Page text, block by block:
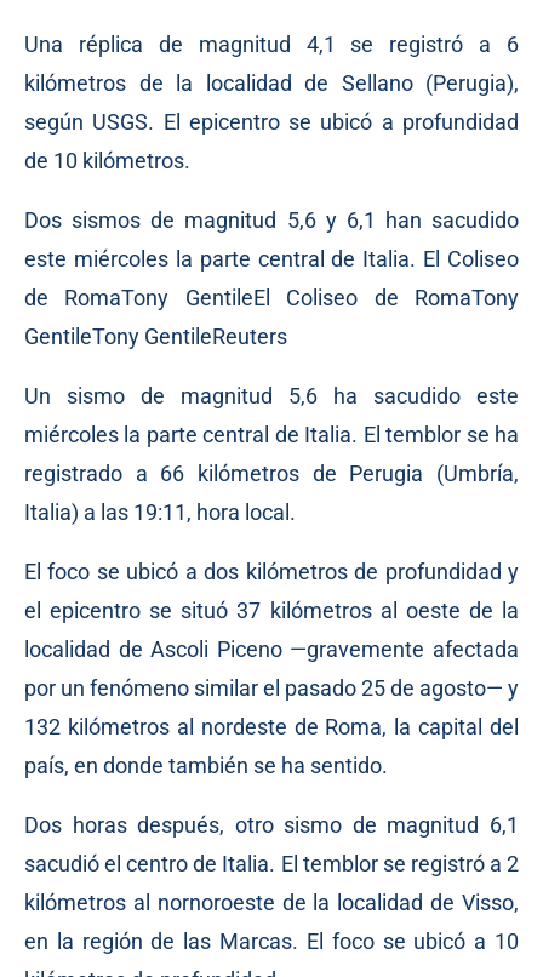
Una réplica de magnitud 4,1 se registró a 6
kilómetros de la localidad de Sellano (Perugia),
según USGS. El epicentro se ubicó a profundidad
de 10 kilómetros.
Dos sismos de magnitud 5,6 y 6,1 han sacudido
este miércoles la parte central de Italia. El Coliseo
de RomaTony GentileEl Coliseo de RomaTony
GentileTony GentileReuters
Un sismo de magnitud 5,6 ha sacudido este
miércoles la parte central de Italia. El temblor se ha
registrado a 66 kilómetros de Perugia (Umbría,
Italia) a las 19:11, hora local.
El foco se ubicó a dos kilómetros de profundidad y
el epicentro se situó 37 kilómetros al oeste de la
localidad de Ascoli Piceno —gravemente afectada
por un fenómeno similar el pasado 25 de agosto— y
132 kilómetros al nordeste de Roma, la capital del
país, en donde también se ha sentido.
Dos horas después, otro sismo de magnitud 6,1
sacudió el centro de Italia. El temblor se registró a 2
kilómetros al nornoroeste de la localidad de Visso,
en la región de las Marcas. El foco se ubicó a 10